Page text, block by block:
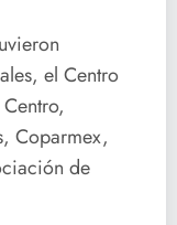
el Centro
Coparmex,
de